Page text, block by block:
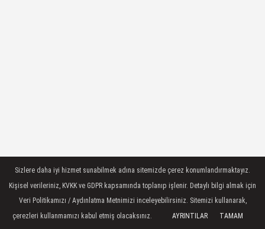
Sizlere daha iyi hizmet sunabilmek adına sitemizde çerez konumlandırmaktayız.
Kişisel verileriniz, KVKK ve GDPR kapsamında toplanıp işlenir. Detaylı bilgi almak için
Veri Politikamızı / Aydınlatma Metnimizi inceleyebilirsiniz. Sitemizi kullanarak,
çerezleri kullanmamızı kabul etmiş olacaksınız.
AYRINTILAR TAMAM